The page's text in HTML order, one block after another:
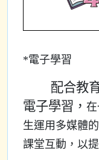
*電子學習
配合教
電子學習， 在
生運用多媒體
課堂互動，以